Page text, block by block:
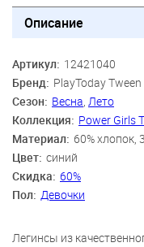
Описание
Артикул: 12421040
Бренд: PlayToday Tween
Сезон: Весна, Лето
Коллекция: Power Girls
Материал: 60% хлопок,
Цвет: синий
Скидка: 60%
Пол: Девочки
Легинсы из